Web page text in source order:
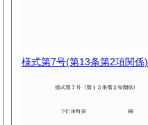
様式第7号(第13条第2項関係)